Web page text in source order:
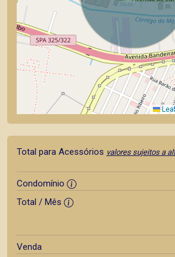
Total para Acessórios valores sujeitos a
Condomínio
Total / Mês
Venda